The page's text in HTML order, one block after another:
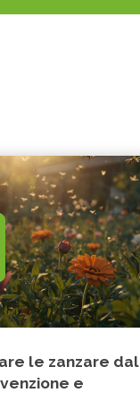
le zanzare dal
e